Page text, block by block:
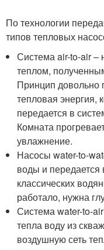
По технологии
типов тепловых
Система air-to-air –
теплом,
Принцип довольно
тепловая энергия,
передается в
Комната
увлажнение.
Насосы water-to-
воды и
классических
работало, нужна
Система water-to-air
тепла воду из
воздушную сеть